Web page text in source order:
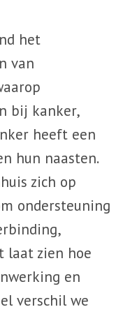
het
van
bij kanker,
heeft een
hun naasten.
zich op
ondersteuning
laat zien hoe
en
verschil we